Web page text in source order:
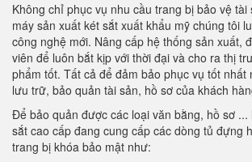
Không chỉ phục vụ nhu cầu trang bị bảo vệ
máy sản xuất két sắt xuất khẩu mỹ chúng tôi
công nghệ mới. Nâng cấp hệ thống sản xuất,
viên để luôn bắt kịp với thời đại và cho ra thị
phẩm tốt. Tất cả để đảm bảo phục vụ tốt nhất
lưu trữ, bảo quản tài sản, hồ sơ của khách
Để bảo quản được các loại văn bằng, hồ sơ ...
sắt cao cấp đang cung cấp các dòng tủ đựng
trang bị khóa bảo mật như: